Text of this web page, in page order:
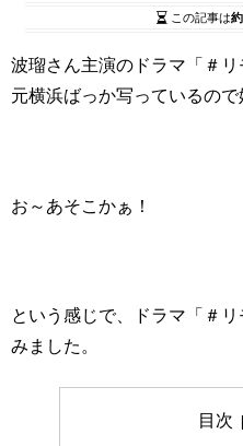
この記事は
波瑠さん主演のドラマ「＃
元横浜ばっか写っているので
お～あそこかぁ！
という感じで、ドラマ「＃
みました。
目次